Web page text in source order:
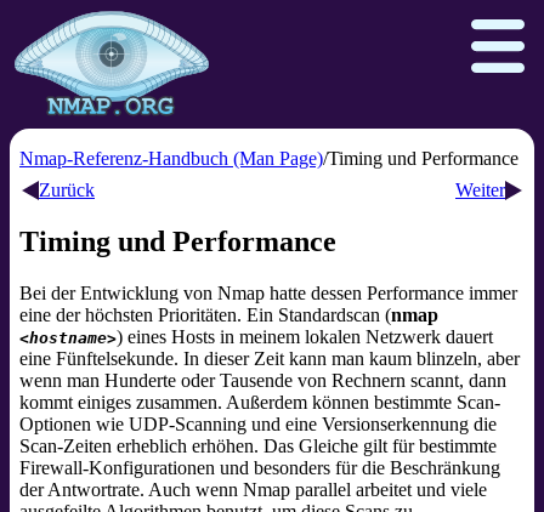
Npcap.com
Seclists.org
Sectools.org
Insecure.org
Docs
Nmap-Referenz-Handbuch (Man Page) Timing und Performance
Zurück
Weiter
Timing und Performance
Bei der Entwicklung von Nmap hatte dessen Performance immer
eine der höchsten Prioritäten. Ein Standardscan (nmap
<hostname>) eines Hosts in meinem lokalen Netzwerk dauert
eine Fünftelsekunde. In dieser Zeit kann man kaum blinzeln, aber
wenn man Hunderte oder Tausende von Rechnern scannt, dann
kommt einiges zusammen. Außerdem können bestimmte Scan-
Optionen wie UDP-Scanning und eine Versionserkennung die
Scan-Zeiten erheblich erhöhen. Das Gleiche gilt für bestimmte
Firewall-Konfigurationen und besonders für die Beschränkung
der Antwortrate. Auch wenn Nmap parallel arbeitet und viele